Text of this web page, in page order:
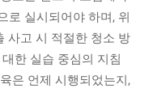
로 실시되어야 하며, 위
사고 시 적절한 청소 방
한 실습 중심의 지침
은 언제 시행되었는지,